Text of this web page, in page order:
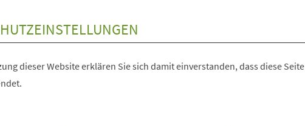
dieser Website erklären Sie sich damit einverstanden, dass diese Seite